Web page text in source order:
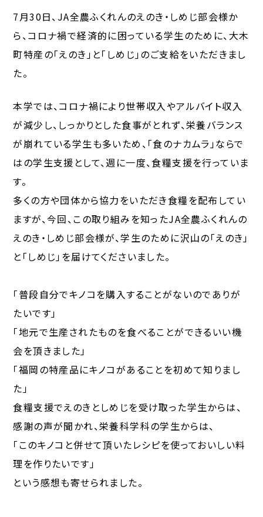
7月30日、JA全農ふくれんのえのき・しめじ部会様か
ら、コロナ禍で経済的に困っている学生のために、大木
町特産の「えのき」と「しめじ」のご支給をいただきまし
た。
本学では、コロナ禍により世帯収入やアルバイト収入
が減少し、しっかりとした食事がとれず、栄養バランス
が崩れている学生も多いため、「食のナカムラ」ならで
はの学生支援として、週に一度、食糧支援を行っていま
す。
多くの方や団体から協力をいただき食糧を配布してい
ますが、今回、この取り組みを知ったJA全農ふくれんの
えのき・しめじ部会様が、学生のために沢山の「えのき」
と「しめじ」を届けてくださいました。
「普段自分でキノコを購入することがないのでありが
たいです」
「地元で生産されたものを食べることができるいい機
会を頂きました」
「福岡の特産品にキノコがあることを初めて知りまし
た」
食糧支援でえのきとしめじを受け取った学生からは、
感謝の声が聞かれ、栄養科学科の学生からは、
「このキノコと併せて頂いたレシピを使っておいしい料
理を作りたいです」
という感想も寄せられました。